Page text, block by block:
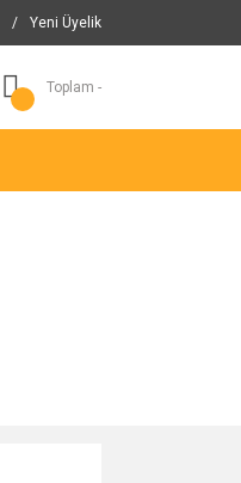
/ Yeni Üyelik
Toplam -